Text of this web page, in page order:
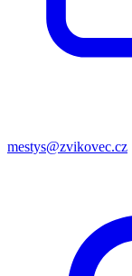
mestys@zvikovec.cz